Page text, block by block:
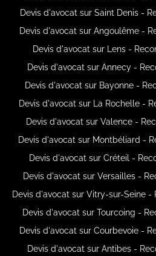
Devis d'avocat sur Saint Denis -
Devis d'avocat sur Angoulême -
Devis d'avocat sur Lens -
Devis d'avocat sur Annecy -
Devis d'avocat sur Bayonne -
Devis d'avocat sur La Rochelle -
Devis d'avocat sur Valence -
Devis d'avocat sur Montbéliard -
Devis d'avocat sur Créteil -
Devis d'avocat sur Versailles -
Devis d'avocat sur Vitry-sur-Seine -
Devis d'avocat sur Tourcoing -
Devis d'avocat sur Courbevoie -
Devis d'avocat sur Antibes -